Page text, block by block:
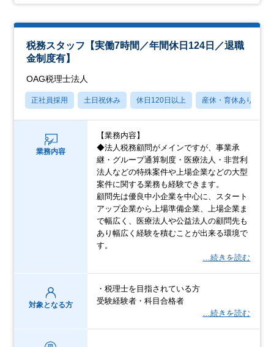
税務スタッフ【実働7時間／年間休日124日／退職
金制度有】
OAG税理士法人
正社員採用 土日祝休み 休日120日以上 産休・育休あり
業務内容
【業務内容】
◆法人税務顧問がメインですが、事業承
継・グループ通算制度・医療法人・非営利
法人などの特殊案件や上場企業などの大型
案件に関する業務も経験できます。
顧問先は優良中小企業を中心に、スタート
アップ企業から上場準備企業、上場企業ま
で幅広く、医療法人や公益法人の顧問先も
あり幅広く経験を積むことが出来る環境で
す。
…続きを読む
対象となる方
・税理士を目指されている方
受験経験者・科目合格者
…続きを読む